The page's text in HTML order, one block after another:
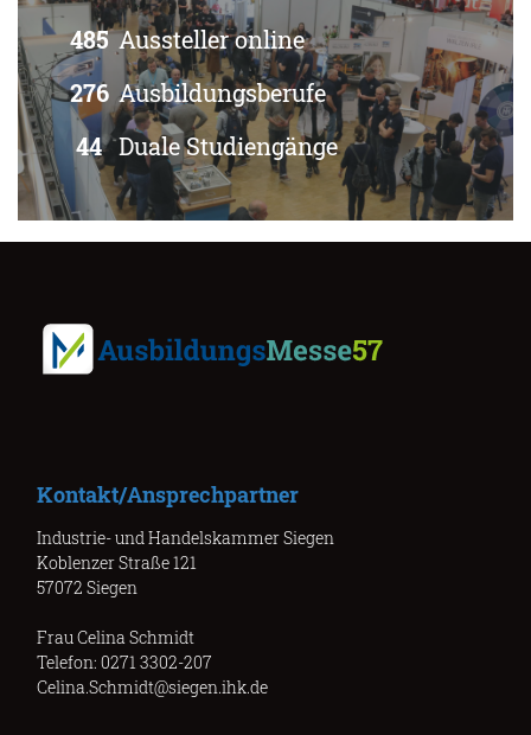
485Aussteller online
276 Ausbildungsberufe
44 Duale Studiengänge
Kontakt/Ansprechpartner
Industrie- und Handelskammer Siegen
Koblenzer Straße 121
57072 Siegen
Frau Celina Schmidt
Telefon: 0271 3302-207
Celina.Schmidt@siegen.ihk.de